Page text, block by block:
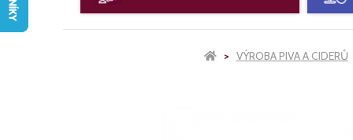
VÝROBA PIVA A CIDERŮ